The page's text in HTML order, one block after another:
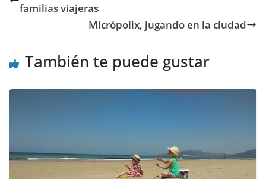
familias viajeras
Micrópolix, jugando en la ciudad
También te puede gustar